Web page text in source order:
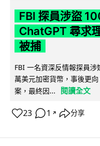
FBI 探員涉盜
ChatGPT 尋求
被捕
FBI 一名資深反情報探員
萬美元加密貨幣，事後更
案，最終因...
閱讀全文
23 1 ↗ 分享